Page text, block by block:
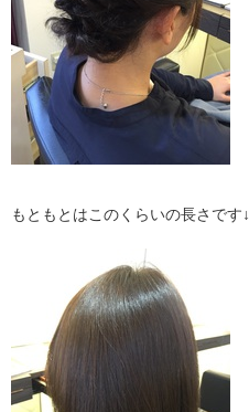
もともとはこのくらいの長さです↓